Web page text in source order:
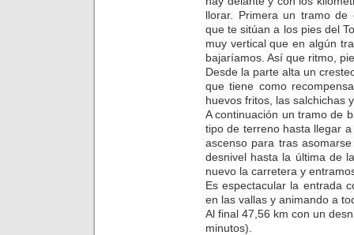
llorar. Primera un tramo de
que te sitúan a los pies del
muy vertical que en algún
bajaríamos. Así que ritmo,
Desde la parte alta un
que tiene como
huevos fritos, las salchichas
A continuación un tramo de
tipo de terreno hasta llegar
ascenso para tras
desnivel hasta la última de
nuevo la carretera y
Es espectacular la entrada
en las vallas y animando a
Al final 47,56 km con un
minutos).